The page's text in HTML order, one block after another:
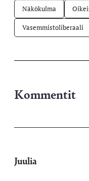
Näkökulma
Vasemmistoliberaali
Kommentit
Juulia